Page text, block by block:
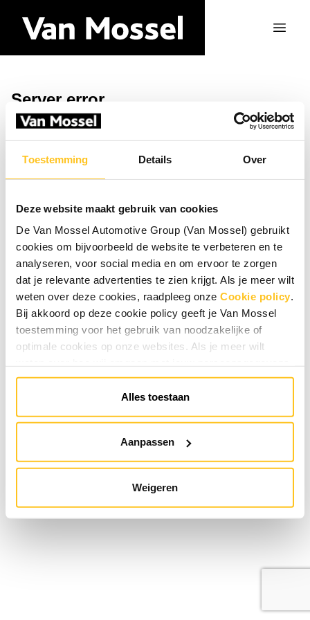
Toestemming Details Over
Deze website maakt gebruik van cookies
De Van Mossel Automotive Group (Van Mossel) gebruikt
cookies om bijvoorbeeld de website te verbeteren en te
analyseren, voor social media en om ervoor te zorgen
dat je relevante advertenties te zien krijgt. Als je meer wilt
weten over deze cookies, raadpleeg onze Cookie policy.
Bij akkoord op deze cookie policy geeft je Van Mossel
toestemming voor het gebruik van noodzakelijke of
optimale cookies op onze websites. Als je meer wilt
raadpleeg onzePrivacyverklaring. Je kunt de cookie
instellingen te allen tijde aanpassen via de link onderaan
de website.
Alles toestaan
Aanpassen
Weigeren
Server error